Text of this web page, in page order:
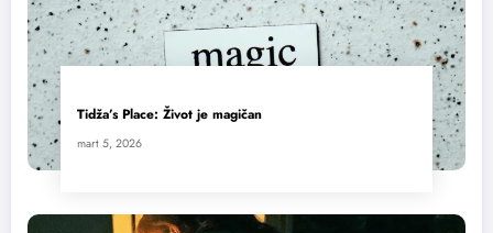
Tidža’s Place: Život je magičan
mart 5, 2026